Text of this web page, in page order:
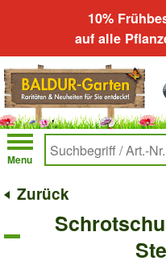
10%
auf alle
Menu
Zurück